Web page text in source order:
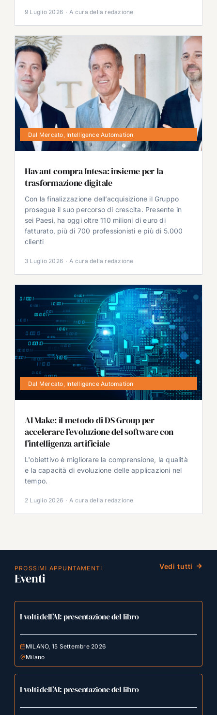
9 Luglio 2026 · A cura della redazione
Dal Mercato, Intelligence Automation
Havant compra Intesa: insieme per la
trasformazione digitale
Con la finalizzazione dell’acquisizione il Gruppo
prosegue il suo percorso di crescita. Presente in
sei Paesi, ha oggi oltre 110 milioni di euro di
fatturato, più di 700 professionisti e più di 5.000
clienti
3 Luglio 2026 · A cura della redazione
Dal Mercato, Intelligence Automation
AI Make: il metodo di DS Group per
accelerare l’evoluzione del software con
l’intelligenza artificiale
L'obiettivo è migliorare la comprensione, la qualità
e la capacità di evoluzione delle applicazioni nel
tempo.
2 Luglio 2026 · A cura della redazione
PROSSIMI APPUNTAMENTI
Eventi
Vedi tutti
I volti dell’AI: presentazione del libro
MILANO, 15 Settembre 2026
Milano
I volti dell’AI: presentazione del libro